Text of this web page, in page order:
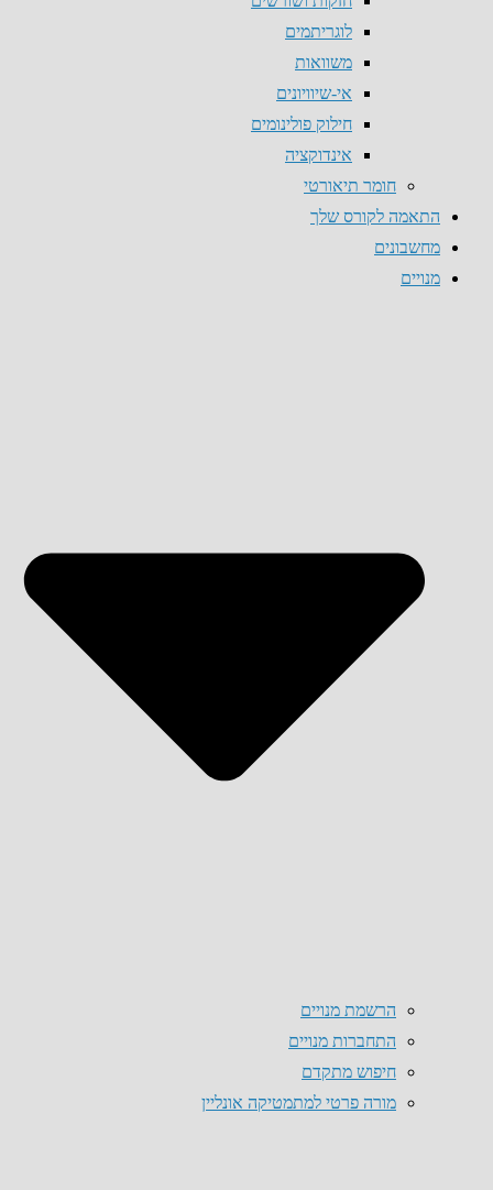
לוגריתמים
משוואות
אי-שיוויונים
חילוק פולינומים
אינדוקציה
חומר תיאורטי
התאמה לקורס שלך
מחשבונים
מנויים
הרשמת מנויים
התחברות מנויים
חיפוש מתקדם
מורה פרטי למתמטיקה אונליין